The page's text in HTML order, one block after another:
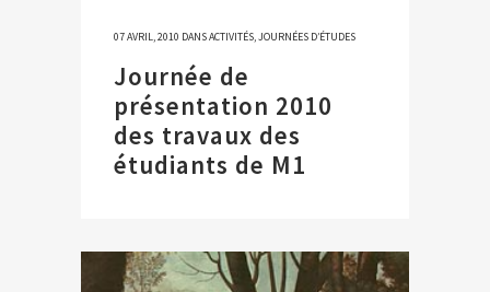
07 AVRIL, 2010 DANSACTIVITÉS,JOURNÉES D’ÉTUDES
Journée de
présentation 2010
des travaux des
étudiants de M1